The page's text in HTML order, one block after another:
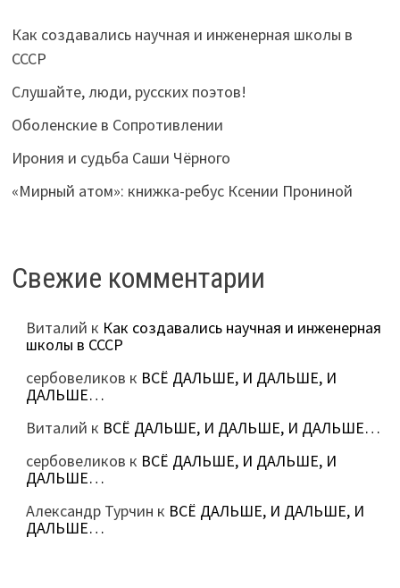
Как создавались научная и инженерная школы в
СССР
Слушайте, люди, русских поэтов!
Оболенские в Сопротивлении
Ирония и судьба Саши Чёрного
«Мирный атом»: книжка-ребус Ксении Прониной
Свежие комментарии
Виталий к Как создавались научная и инженерная
школы в СССР
сербовеликов к ВСЁ ДАЛЬШЕ, И ДАЛЬШЕ, И
ДАЛЬШЕ…
Виталий к ВСЁ ДАЛЬШЕ, И ДАЛЬШЕ, И ДАЛЬШЕ…
сербовеликов к ВСЁ ДАЛЬШЕ, И ДАЛЬШЕ, И
ДАЛЬШЕ…
Александр Турчин к ВСЁ ДАЛЬШЕ, И ДАЛЬШЕ, И
ДАЛЬШЕ…